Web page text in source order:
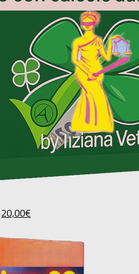
Il
originale
era:
25,00€.
20,00€Il
è:
20,00€.